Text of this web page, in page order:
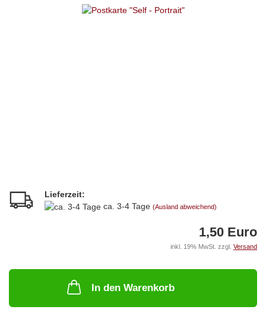
Lieferzeit:
ca. 3-4 Tage (Ausland abweichend)
1,50 Euro
inkl. 19% MwSt. zzgl. Versand
In den Warenkorb